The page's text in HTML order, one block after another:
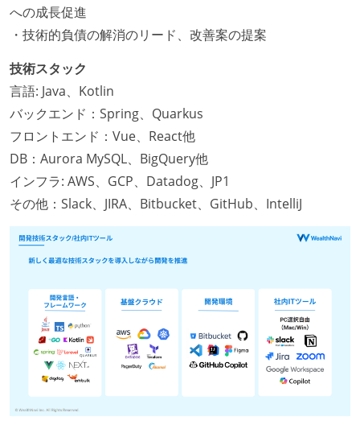
への成長促進
・技術的負債の解消のリード、改善案の提案
技術スタック
言語: Java、Kotlin
バックエンド：Spring、Quarkus
フロントエンド：Vue、React他
DB：Aurora MySQL、BigQuery他
インフラ: AWS、GCP、Datadog、JP1
その他：Slack、JIRA、Bitbucket、GitHub、IntelliJ